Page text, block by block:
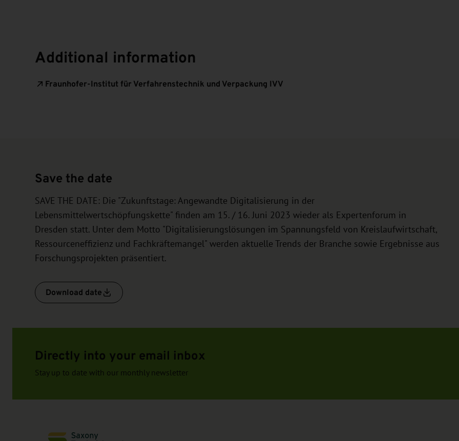
Additional information
Fraunhofer-Institut für Verfahrenstechnik und Verpackung IVV
Save the date
SAVE THE DATE: Die "Zukunftstage: Angewandte Digitalisierung in der
Lebensmittelwertschöpfungskette" finden am 15. / 16. Juni 2023 wieder als Expertenforum in
Dresden statt. Unter dem Motto "Digitalisierungslösungen im Spannungsfeld von Kreislaufwirtschaft,
Ressourceneffizienz und Fachkräftemangel" werden aktuelle Trends der Branche sowie Ergebnisse aus
Forschungsprojekten präsentiert.
Download date
Directly into your email inbox
Stay up to date with our monthly newsletter